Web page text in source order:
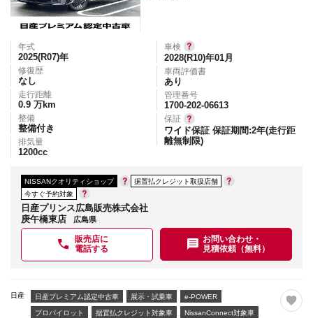
年式
2025(R07)年
修復歴
なし
走行距離
0.9 万km
整備
整備付き
排気量
1200cc
車検
2028(R10)年01月
車両評価書
あり
管理番号
1700-202-06613
保証
ワイド保証 保証期間:2年(走行距
離無制限)
NISSANクオリティショップ
据置払クレジット取扱店舗
今すぐ予約対象
日産プリンス広島販売株式会社
庚午橋東店
広島県
販売店に
電話する
お問い合わせ・
見積依頼（無料）
日産 日産プレミアム認定中古車 展示・試乗車 e-POWER
プロパイロット 据置払クレジット対象車 NissanConnect対象車